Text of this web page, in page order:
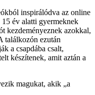
inspirálódva az online
év alatti gyermeknek
kezdeményeznek azokkal,
találkozón ezután
a csapdába csalt,
készítenek, amit aztán a
magukat, akik „a